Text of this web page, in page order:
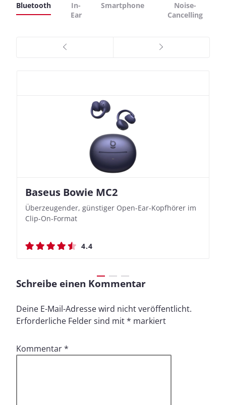
Bluetooth
In-
Ear
Smartphone
Noise-
Cancelling
Baseus Bowie MC2
Überzeugender, günstiger Open-Ear-Kopfhörer im
Clip-On-Format
4.4
Nothing Ear (3a)
Bassbetonte True Wireless In-Ears mit cleveren
Aufnahmefunktionen
4.4
JBL Live 780NC
Stylischer Over-Ear mit sattem Klang und
beeindruckender Ausdauer
4.5
JBL Live 780NC
Stylischer Over-Ear mit sattem Klang und
beeindruckender Ausdauer
4.5
Schreibe einen Kommentar
Deine E-Mail-Adresse wird nicht veröffentlicht.
Erforderliche Felder sind mit* markiert
Kommentar*